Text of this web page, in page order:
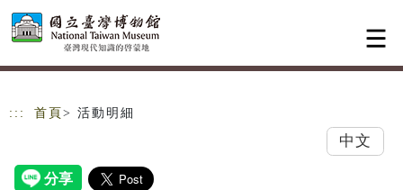
跳到主要內容
網站導覽
::: 首頁 > 活動明細
中文